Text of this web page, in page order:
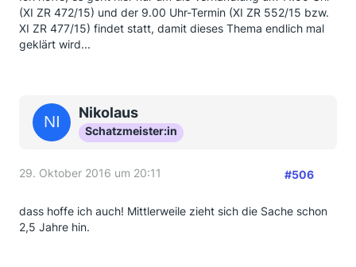
(XI ZR 472/15) und der 9.00 Uhr-Termin (XI ZR 552/15 bzw.
XI ZR 477/15) findet statt, damit dieses Thema endlich mal
geklärt wird...
Nikolaus
Schatzmeister:in
29. Oktober 2016 um 20:11 #506
dass hoffe ich auch! Mittlerweile zieht sich die Sache schon
2,5 Jahre hin.